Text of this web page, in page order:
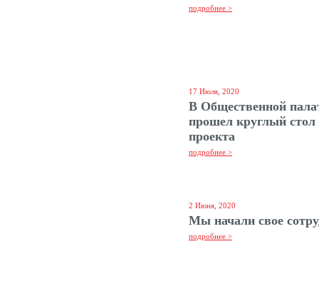
подробнее >
17 Июля, 2020
В Общественной
прошел круглый стол
проекта
подробнее >
2 Июня, 2020
Мы начали свое
подробнее >